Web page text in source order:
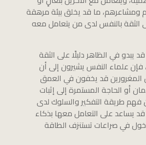
ومشاعرهم، ما قد يخلق بيئة مرهقة
الثقة بالنفس لدى من يتعامل معه
يبدو في الظاهر دليلًا على الثقة
فإن علماء النفس يشيرون إلى أن
قد يخفون في العمق
أو الحاجة المستمرة إلى إثبات
فهم طريقة التفكير والسلوك لدى
يساعد على التعامل معها بذكاء
في صراعات تستنزف الطاقة